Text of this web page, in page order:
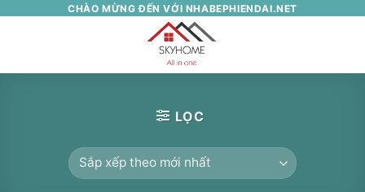
CHÀO MỪNG ĐẾN VỚI NHABEPHIENDAI.NET
LỌC